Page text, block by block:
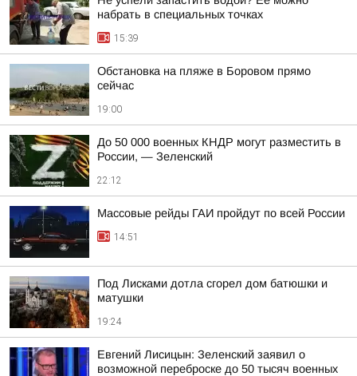
набрать в специальных точках
15:39
Обстановка на пляже в Боровом прямо
сейчас
19:00
До 50 000 военных КНДР могут разместить в
России, — Зеленский
22:12
Массовые рейды ГАИ пройдут по всей России
14:51
Под Лисками дотла сгорел дом батюшки и
матушки
19:24
Евгений Лисицын: Зеленский заявил о
возможной переброске до 50 тысяч военных